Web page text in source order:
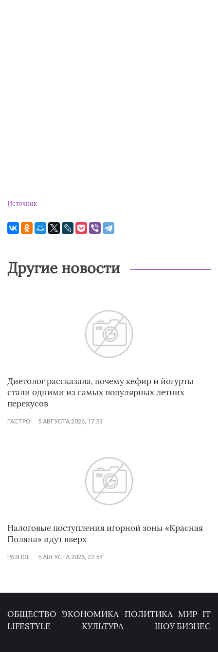
Источник
Другие новости
Диетолог рассказала, почему кефир и йогурты
стали одними из самых популярных летних
перекусов
ГАСТРО 5 АВГУСТА 2026, 17:53
Налоговые поступления игорной зоны «Красная
Поляна» идут вверх
РАЗНОЕ 5 АВГУСТА 2026, 22:54
ОБЩЕСТВО ЭКОНОМИКА ПОЛИТИКА МИР IT
LIFESTYLE
КУЛЬТУРА ШОУ БИЗНЕС